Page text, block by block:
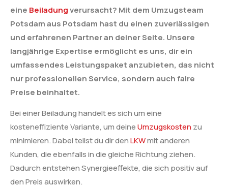
eine Beiladungverursacht? Mit dem Umzugsteam
Potsdam aus Potsdam hast du einen zuverlässigen
und erfahrenen Partner an deiner Seite. Unsere
langjährige Expertise ermöglicht es uns, dir ein
umfassendes Leistungspaket anzubieten, das nicht
nur professionellen Service, sondern auch faire
Preise beinhaltet.
Bei einer Beiladung handelt es sich um eine
kosteneffiziente Variante, um deineUmzugskostenzu
minimieren. Dabei teilst du dir denLKWmit anderen
Kunden, die ebenfalls in die gleiche Richtung ziehen.
Dadurch entstehen Synergieeffekte, die sich positiv auf
den Preis auswirken.